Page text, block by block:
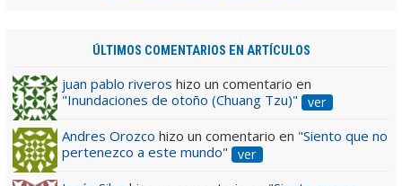
ÚLTIMOS COMENTARIOS EN ARTÍCULOS
juan pablo riveros hizo un comentario en
"Inundaciones de otoño (Chuang Tzu)"
ver
Andres Orozco hizo un comentario en "Siento que no
pertenezco a este mundo"
ver